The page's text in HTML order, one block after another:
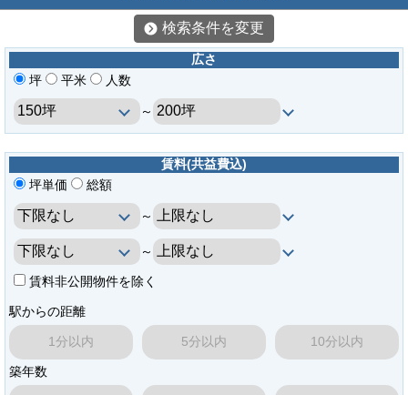
検索条件を変更
広さ
坪
平米 人数
～
賃料(共益費込)
坪単価
総額
～
～
賃料非公開物件を除く
駅からの距離
1分以内 5分以内 10分以内
築年数